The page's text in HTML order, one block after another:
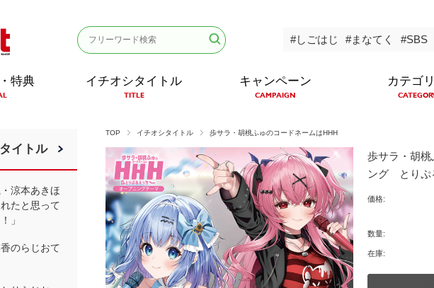
#しごはじ #まなてく #SBS
特典 イチオシタイトル
TITLE
キャンペーン
CAMPAIGN
カテゴ
TOP イチオシタイトル 歩サラ・胡桃ふゅのコードネームはHHH
歩サラ・胡
ング とりぷ
価格:
数量:
在庫:
イトル
涼本あきほ
たと思って
」
のらじおて